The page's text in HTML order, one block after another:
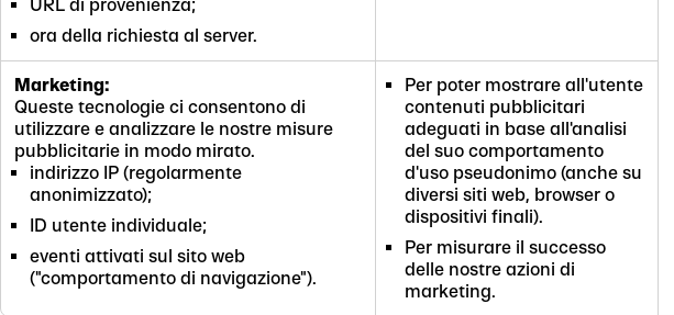
URL di provenienza;
ora della richiesta al server.
Marketing:
Queste tecnologie ci consentono di
utilizzare e analizzare le nostre misure
pubblicitarie in modo mirato.
indirizzo IP (regolarmente
anonimizzato);
ID utente individuale;
eventi attivati sul sito web
("comportamento di navigazione").
Per poter mostrare all'utente
contenuti pubblicitari
adeguati in base all'analisi
del suo comportamento
d'uso pseudonimo (anche su
diversi siti web, browser o
dispositivi finali).
Per misurare il successo
delle nostre azioni di
marketing.